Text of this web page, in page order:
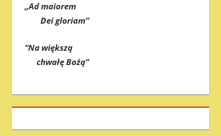
„Ad maiorem
Dei gloriam”
“Na większą
chwałę Bożą”